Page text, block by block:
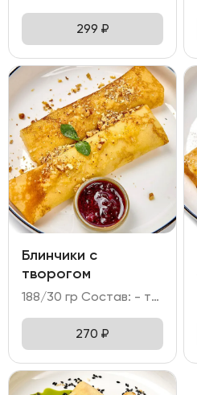
299 ₽
Блинчики с
творогом
188/30 гр Состав: - творог 5%, крупа манная; - мука, яйцо куриное, молоко; - грецкий орех, сахарная пудра; - брусничное варенье.
270 ₽